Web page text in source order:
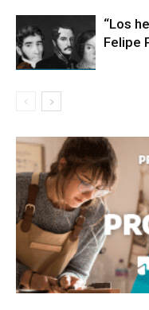
“Los
Felipe